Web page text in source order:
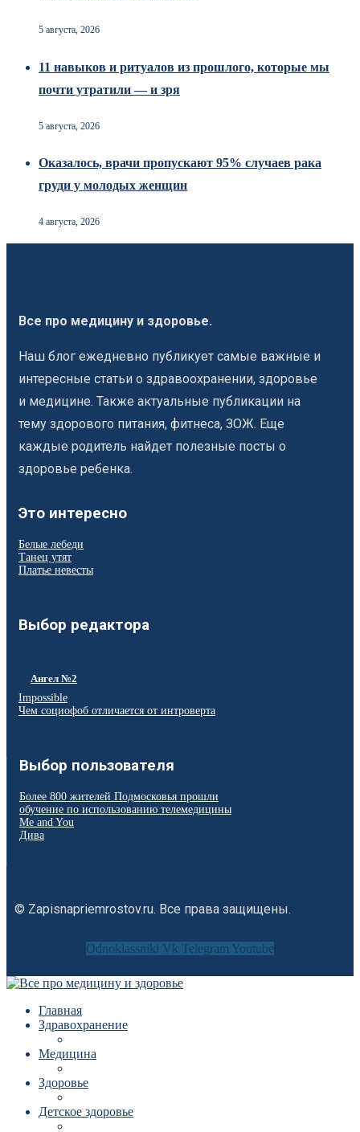
5 августа, 2026
11 навыков и ритуалов из прошлого, которые мы
почти утратили — и зря
5 августа, 2026
Оказалось, врачи пропускают 95% случаев рака
груди у молодых женщин
4 августа, 2026
Все про медицину и здоровье.
Наш блог ежедневно публикует самые важные и
интересные статьи о здравоохранении, здоровье
и медицине. Также актуальные публикации на
тему здорового питания, фитнеса, ЗОЖ. Еще
каждые родитель найдет полезные посты о
здоровье ребенка.
Это интересно
Белые лебеди
Танец утят
Платье невесты
Выбор редактора
Ангел №2
Impossible
Чем социофоб отличается от интроверта
Выбор пользователя
Более 800 жителей Подмосковья прошли
обучение по использованию телемедицины
Me and You
Дива
© Zapisnapriemrostov.ru. Все права защищены.
Odnoklassniki Vk Telegram Youtube
Главная
Здравохранение
Медицина
Здоровье
Детское здоровье